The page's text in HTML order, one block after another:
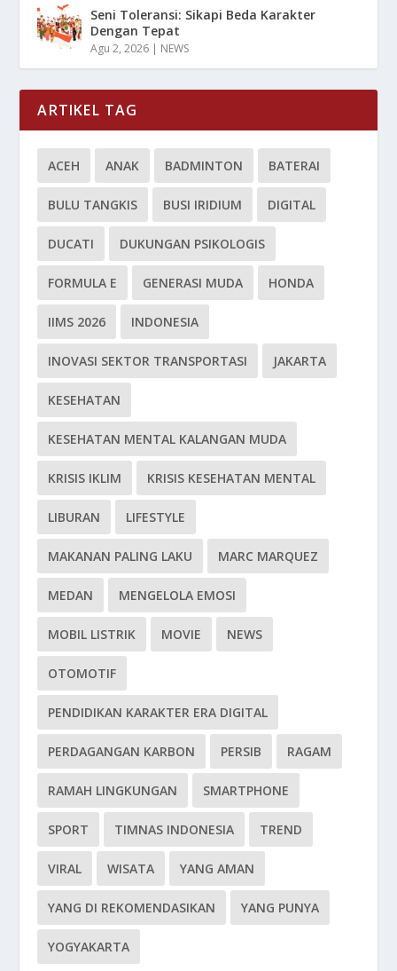
Seni Toleransi: Sikapi Beda Karakter
Dengan Tepat
Agu 2, 2026 NEWS
ARTIKEL TAG
ACEH ANAK BADMINTON BATERAI
BULU TANGKIS BUSI IRIDIUM DIGITAL
DUCATI DUKUNGAN PSIKOLOGIS
FORMULA E GENERASI MUDA HONDA
IIMS 2026 INDONESIA
INOVASI SEKTOR TRANSPORTASI JAKARTA
KESEHATAN
KESEHATAN MENTAL KALANGAN MUDA
KRISIS IKLIM KRISIS KESEHATAN MENTAL
LIBURAN LIFESTYLE
MAKANAN PALING LAKU MARC MARQUEZ
MEDAN MENGELOLA EMOSI
MOBIL LISTRIK MOVIE NEWS
OTOMOTIF
PENDIDIKAN KARAKTER ERA DIGITAL
PERDAGANGAN KARBON PERSIB RAGAM
RAMAH LINGKUNGAN SMARTPHONE
SPORT TIMNAS INDONESIA TREND
VIRAL WISATA YANG AMAN
YANG DI REKOMENDASIKAN YANG PUNYA
YOGYAKARTA